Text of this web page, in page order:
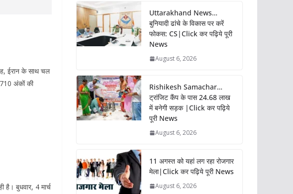
ईरान के साथ चल
अंकों की
है। बुधवार, 4 मार्च
Uttarakhand News…
बुनियादी ढांचे के विकास पर करें
फोकस: CS|Click कर पढ़िये पूरी
News
August 6, 2026
Rishikesh Samachar…
ट्रांजिट कैंप के पास 24.68 लाख
में बनेगी सड़क |Click कर पढ़िये
पूरी News
August 6, 2026
11 अगस्त को यहां लग रहा रोजगार
मेला|Click कर पढ़िये पूरी News
August 6, 2026